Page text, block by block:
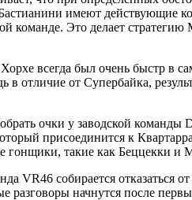
имеют действующие
Это делает стратегию
всегда был очень быстр в
от Супербайка,
очки у заводской
присоединится к
гонщики, такие как Беццекки и
VR46 собирается отказаться
начнутся после